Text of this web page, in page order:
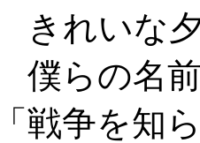
きれいな
僕らの名
「戦争を知